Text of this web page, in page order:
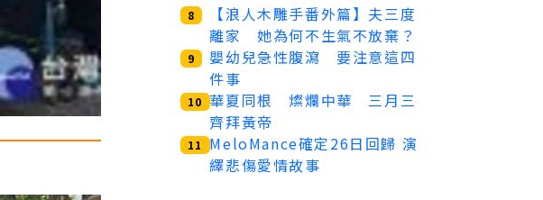
8
【浪人木雕手番外篇】夫三度
離家 她為何不生氣不放棄？
9
嬰幼兒急性腹瀉 要注意這四
件事
10 華夏同根 燦爛中華 三月三
齊拜黃帝
11
MeloMance確定26日回歸 演
繹悲傷愛情故事